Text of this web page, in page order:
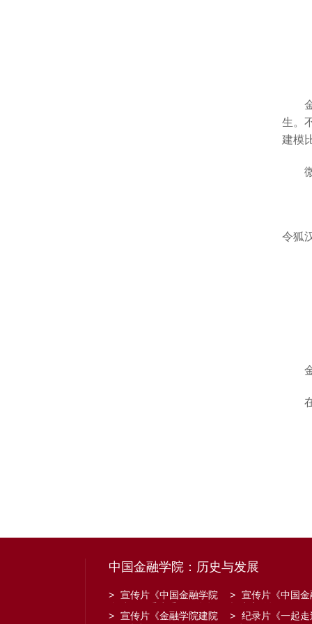
生。
建模
令狐
中国金融学院：历史与发展
> 宣传片《中国金融学院
> 宣传片《中国金
> 宣传片《金融学院建院
> 纪录片《一起走